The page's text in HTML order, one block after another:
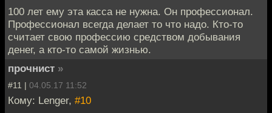
100 лет ему эта касса не нужна. Он профессионал.
Профессионал всегда делает то что надо. Кто-то
считает свою профессию средством добывания
денег, а кто-то самой жизнью.
прочнист »
#11 | 04.05.17 11:52
Кому: Lenger, #10